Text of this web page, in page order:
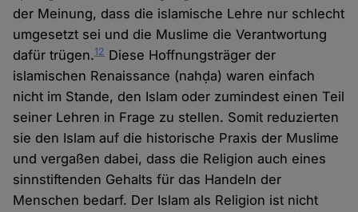
der Meinung, dass die islamische Lehre nur schlecht
umgesetzt sei und die Muslime die Verantwortung
dafür trügen.12 Diese Hoffnungsträger der
islamischen Renaissance (nahḍa) waren einfach
nicht im Stande, den Islam oder zumindest einen Teil
seiner Lehren in Frage zu stellen. Somit reduzierten
sie den Islam auf die historische Praxis der Muslime
und vergaßen dabei, dass die Religion auch eines
sinnstiftenden Gehalts für das Handeln der
Menschen bedarf. Der Islam als Religion ist nicht